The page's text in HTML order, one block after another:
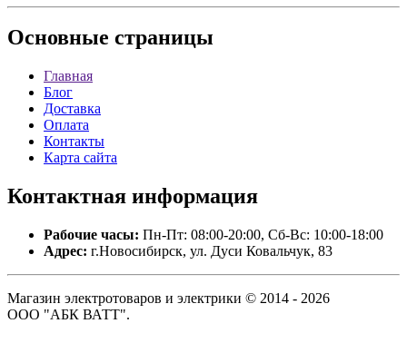
Основные страницы
Главная
Блог
Доставка
Оплата
Контакты
Карта сайта
Контактная информация
Рабочие часы: Пн-Пт: 08:00-20:00, Сб-Вс: 10:00-18:00
Адрес: г.Новосибирск, ул. Дуси Ковальчук, 83
Магазин электротоваров и электрики © 2014 - 2026
ООО "АБК ВАТТ".